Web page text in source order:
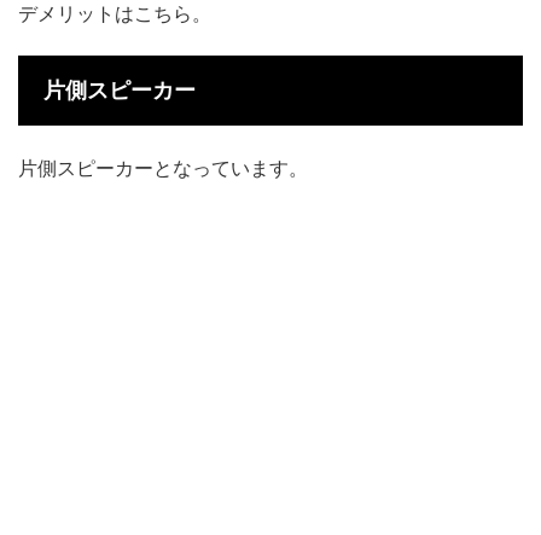
デメリットはこちら。
片側スピーカー
片側スピーカーとなっています。